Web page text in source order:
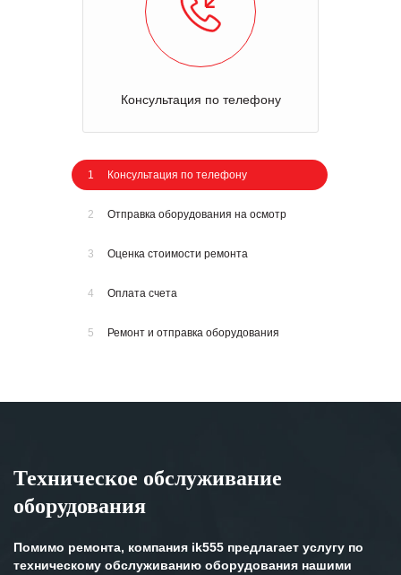
Консультация по телефону
1 Консультация по телефону
2 Отправка оборудования на осмотр
3 Оценка стоимости ремонта
4 Оплата счета
5 Ремонт и отправка оборудования
Техническое обслуживание
оборудования
Помимо ремонта, компания ik555 предлагает услугу по
техническому обслуживанию оборудования нашими